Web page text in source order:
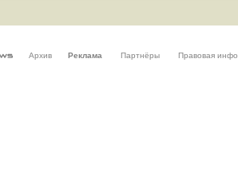
Архив Реклама Партнёры Правовая